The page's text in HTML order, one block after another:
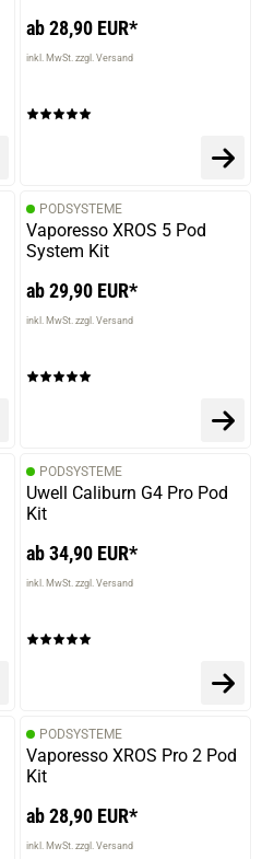
ab 28,90 EUR*
inkl. MwSt. zzgl. Versand
PODSYSTEME
Vaporesso XROS 5 Pod
System Kit
ab 29,90 EUR*
inkl. MwSt. zzgl. Versand
PODSYSTEME
Uwell Caliburn G4 Pro Pod
Kit
ab 34,90 EUR*
inkl. MwSt. zzgl. Versand
PODSYSTEME
Vaporesso XROS Pro 2 Pod
Kit
ab 28,90 EUR*
inkl. MwSt. zzgl. Versand